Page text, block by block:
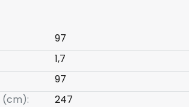
97
1,7
97
(cm):
247